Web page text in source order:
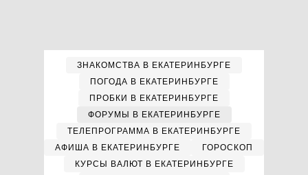
ЗНАКОМСТВА В ЕКАТЕРИНБУРГЕ
ПОГОДА В ЕКАТЕРИНБУРГЕ
ПРОБКИ В ЕКАТЕРИНБУРГЕ
ФОРУМЫ В ЕКАТЕРИНБУРГЕ
ТЕЛЕПРОГРАММА В ЕКАТЕРИНБУРГЕ
АФИША В ЕКАТЕРИНБУРГЕ
ГОРОСКОП
КУРСЫ ВАЛЮТ В ЕКАТЕРИНБУРГЕ